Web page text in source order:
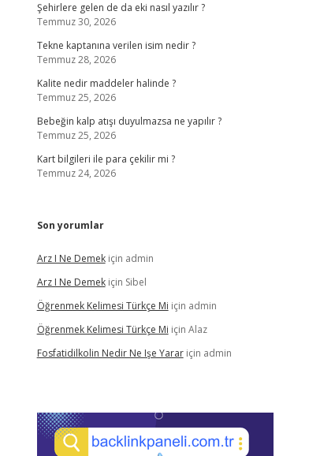
Şehirlere gelen de da eki nasıl yazılır ?
Temmuz 30, 2026
Tekne kaptanına verilen isim nedir ?
Temmuz 28, 2026
Kalite nedir maddeler halinde ?
Temmuz 25, 2026
Bebeğin kalp atışı duyulmazsa ne yapılır ?
Temmuz 25, 2026
Kart bilgileri ile para çekilir mi ?
Temmuz 24, 2026
Son yorumlar
Arz I Ne Demekiçin admin
Arz I Ne Demekiçin Sibel
Öğrenmek Kelimesi Türkçe Mi için admin
Öğrenmek Kelimesi Türkçe Mi için Alaz
Fosfatidilkolin Nedir Ne Işe Yarariçin admin